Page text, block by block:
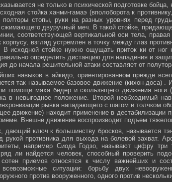
не только в психической подготовке
стойка ханми-гамаэ (вполоборота к
полторы стопы, руки на разных уровнях перед
двуручный меч. В такой стойке,
соответствующей вертикальной оси тела,
взгляд устремлен в точку между глаз
исходной стойке нужно ощущать приток ки от
определить дистанцию для нападения и
до начала решительной атаки составляет от
навыков в айкидо, ориентированном прежде
так называемое базовое движение (кихон-доса) .
помощи маха бедер и скользящего движения ноги
в невыгодное положение. Второй необходимый
рывка нападающего с шагом и толчком
движение) находит применение в дестабилизации
Внешне движение воспроизводит подъем
дающий ключ к большинству бросков, называется
рукой противника для выхода на болевой захват.
например Сиода Годзо, называют цифру
ли найдется человек, способный проверить
приемов относятся к числу важнейших и
ситуации: борьбу двух
против вооруженного, одного против